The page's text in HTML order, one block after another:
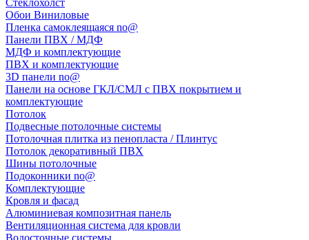
Стеклохолст
Обои Виниловые
Пленка самоклеящаяся no@
Панели ПВХ / МДФ
МДФ и комплектующие
ПВХ и комплектующие
3D панели no@
Панели на основе ГКЛ/СМЛ с ПВХ покрытием и
комплектующие
Потолок
Подвесные потолочные системы
Потолочная плитка из пенопласта / Плинтус
Потолок декоративный ПВХ
Шины потолочные
Подоконники no@
Комплектующие
Кровля и фасад
Алюминиевая композитная панель
Вентиляционная система для кровли
Водосточные системы